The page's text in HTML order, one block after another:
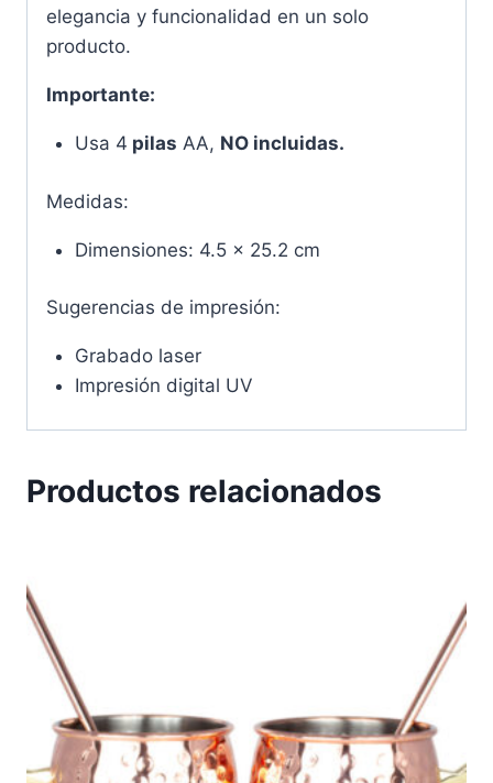
elegancia y funcionalidad en un solo
producto.
Importante:
Usa 4 pilas AA, NO incluidas.
Medidas:
Dimensiones: 4.5 x 25.2 cm
Sugerencias de impresión:
Grabado laser
Impresión digital UV
Productos relacionados